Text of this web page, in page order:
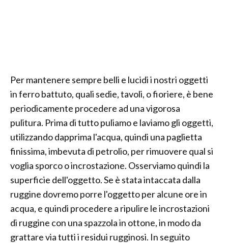
Per mantenere sempre belli e lucidi i nostri oggetti
in ferro battuto, quali sedie, tavoli, o fioriere, è bene
periodicamente procedere ad una vigorosa
pulitura. Prima di tutto puliamo e laviamo gli oggetti,
utilizzando dapprima l'acqua, quindi una paglietta
finissima, imbevuta di petrolio, per rimuovere qual si
voglia sporco o incrostazione. Osserviamo quindi la
superficie dell'oggetto. Se è stata intaccata dalla
ruggine dovremo porre l'oggetto per alcune ore in
acqua, e quindi procedere a ripulire le incrostazioni
di ruggine con una spazzola in ottone, in modo da
grattare via tutti i residui rugginosi. In seguito